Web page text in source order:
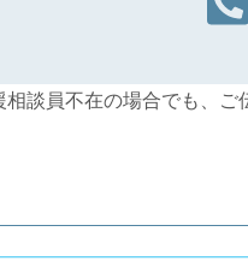
相談員不在の場合でも、ご